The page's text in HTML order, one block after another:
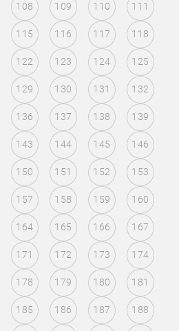
108 109 110 111
115 116 117 118
122 123 124 125
129 130 131 132
136 137 138 139
143 144 145 146
150 151 152 153
157 158 159 160
164 165 166 167
171 172 173 174
178 179 180 181
185 186 187 188